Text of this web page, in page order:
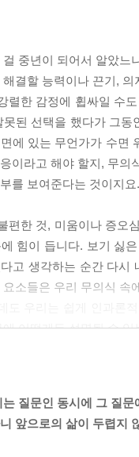
중년이 되어서 알았
결할 능력이나 끈기,
렬한 감정에 휩싸일 수
된 선택을 했다가 그
에 있는 무언가가 수면
이라고 해야 할지, 무
를 보여준다는 것이지
편한 것, 미움이나 증오
힘이 듭니다. 보기 싫
고 생각하는 순간 다
소들은 우리 무의식
어떻게든 설명될 수
질문을 던질 때 빼놓을
다. 외부의 자극을 적
도 한다고 그는 말합
질문인 동시에 그 질문
앞으로의 삶이 두렵지